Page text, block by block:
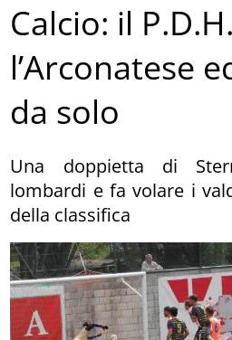
Calcio: il
l’Arconatese
da solo
Una doppietta di
lombardi e fa volare i
della classifica